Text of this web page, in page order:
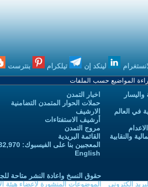
لينكد إن تيلكرام بنترست
في العالم
والنقابية
اخبار التمدن
حملات الحوار المتمدن التضامنية
الارشيف
أرشيف الاستفتاءات
مروج التمدن
القائمة البريدية
المعجبين بنا على الفيسبوك: 3,732,970
English
الكتروني
حقوق النسخ واعادة النشر متاحة
الموضوعات المنشورة لاعضاء هيئة